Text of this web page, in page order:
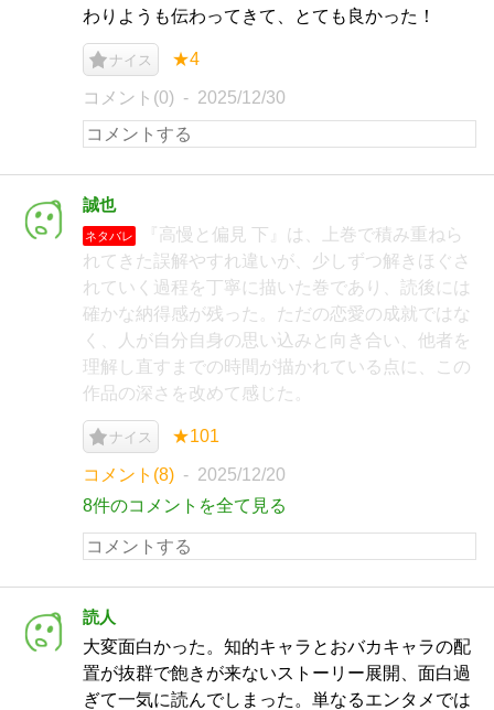
わりようも伝わってきて、とても良かった！
ナイス ★4
コメント(0) 2025/12/30
誠也
ネタバレ
『高慢と偏見 下』は、上巻で積み重ねら
れてきた誤解やすれ違いが、少しずつ解きほぐさ
れていく過程を丁寧に描いた巻であり、読後には
確かな納得感が残った。ただの恋愛の成就ではな
く、人が自分自身の思い込みと向き合い、他者を
理解し直すまでの時間が描かれている点に、この
作品の深さを改めて感じた。
ナイス ★101
コメント(8)
2025/12/20
8件のコメントを全て見る
読人
大変面白かった。知的キャラとおバカキャラの配
置が抜群で飽きが来ないストーリー展開、面白過
ぎて一気に読んでしまった。単なるエンタメでは